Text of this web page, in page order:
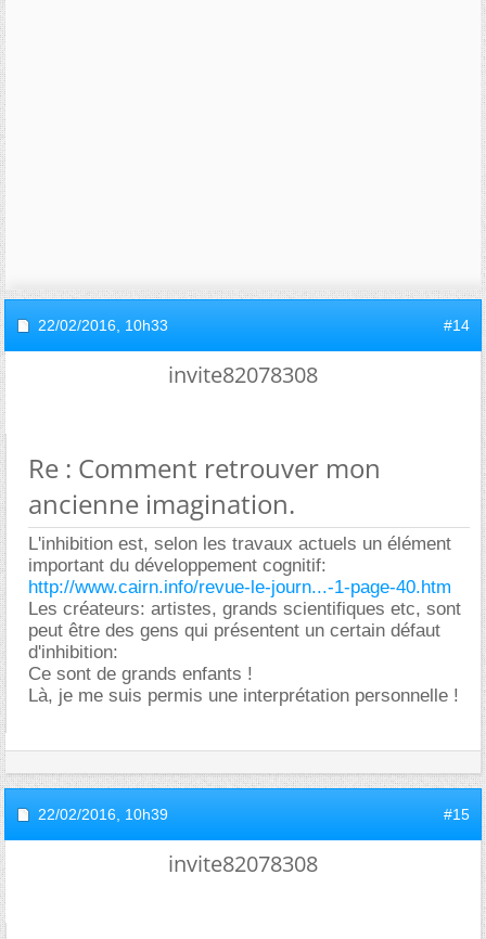
22/02/2016, 10h33 #14
invite82078308
Re : Comment retrouver mon
ancienne imagination.
L'inhibition est, selon les travaux actuels un élément
important du développement cognitif:
http://www.cairn.info/revue-le-journ...-1-page-40.htm
Les créateurs: artistes, grands scientifiques etc, sont
peut être des gens qui présentent un certain défaut
d'inhibition:
Ce sont de grands enfants !
Là, je me suis permis une interprétation personnelle !
22/02/2016, 10h39 #15
invite82078308